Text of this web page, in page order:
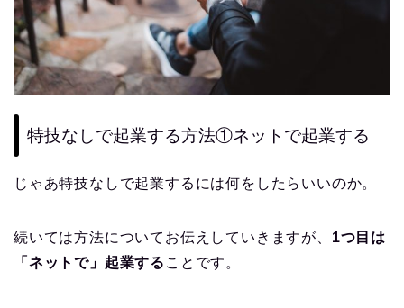
特技なしで起業する方法①ネットで起業する
じゃあ特技なしで起業するには何をしたらいいのか。
続いては方法についてお伝えしていきますが、 1つ目は
「ネットで」起業する ことです。